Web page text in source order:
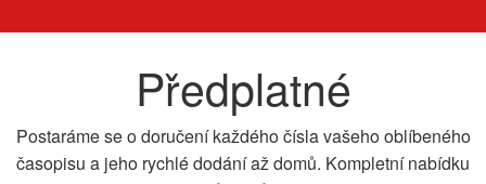
Předplatné
Postaráme se o doručení každého čísla vašeho oblíbeného
časopisu a jeho rychlé dodání až domů. Kompletní nabídku